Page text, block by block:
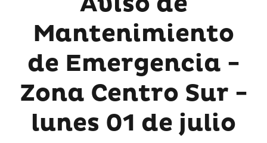
Mantenimiento
de Emergencia -
Zona Centro Sur -
lunes 01 de julio